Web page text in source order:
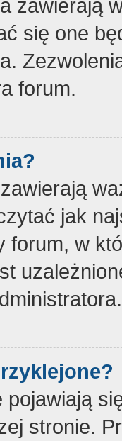
zawierają
się one
forum.
jak
forum, w
stronie.